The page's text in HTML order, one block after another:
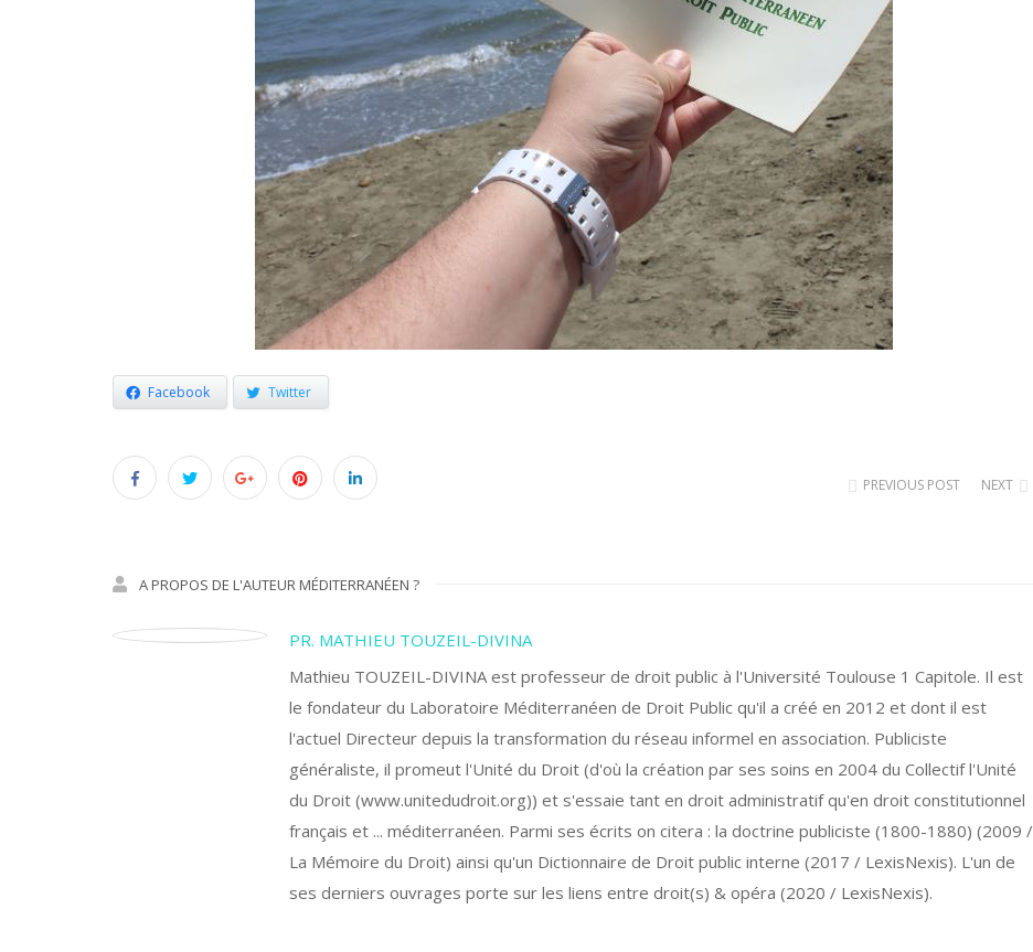
Facebook Twitter
PREVIOUS POST NEXT
A PROPOS DE L'AUTEUR MÉDITERRANÉEN ?
PR. MATHIEU TOUZEIL-DIVINA
Mathieu TOUZEIL-DIVINA est professeur de droit public à l'Université Toulouse 1 Capitole. Il est
le fondateur du Laboratoire Méditerranéen de Droit Public qu'il a créé en 2012 et dont il est
l'actuel Directeur depuis la transformation du réseau informel en association. Publiciste
généraliste, il promeut l'Unité du Droit (d'où la création par ses soins en 2004 du Collectif l'Unité
du Droit (www.unitedudroit.org)) et s'essaie tant en droit administratif qu'en droit constitutionnel
français et ... méditerranéen. Parmi ses écrits on citera : la doctrine publiciste (1800-1880) (2009 /
La Mémoire du Droit) ainsi qu'un Dictionnaire de Droit public interne (2017 / LexisNexis). L'un de
ses derniers ouvrages porte sur les liens entre droit(s) & opéra (2020 / LexisNexis).